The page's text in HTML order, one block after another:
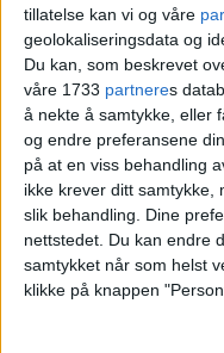
tillatelse kan vi og våre
geolokaliseringsdata og
Du kan, som beskrevet
våre 1733 partneres
å nekte å samtykke, eller
og endre preferansene
på at en viss behandling
ikke krever ditt samtykke,
slik behandling. Dine
nettstedet. Du kan endre
samtykket når som helst
klikke på knappen
Trosser
Står fast
Dømt for
Finland